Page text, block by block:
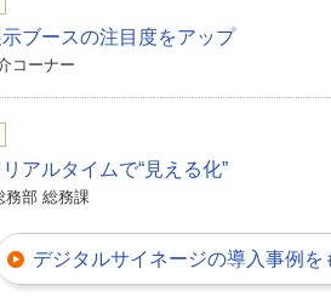
ブースの注目度をアップ
コーナー
アルタイムで“見える化”
務部 総務課
デジタルサイネージの導入事例を